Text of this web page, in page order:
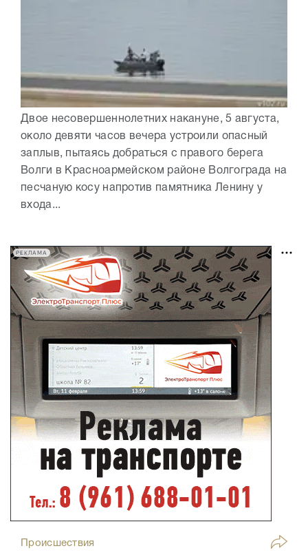
Двое несовершеннолетних накануне, 5 августа,
около девяти часов вечера устроили опасный
заплыв, пытаясь добраться с правого берега
Волги в Красноармейском районе Волгограда на
песчаную косу напротив памятника Ленину у
входа...
РЕКЛАМА
Происшествия